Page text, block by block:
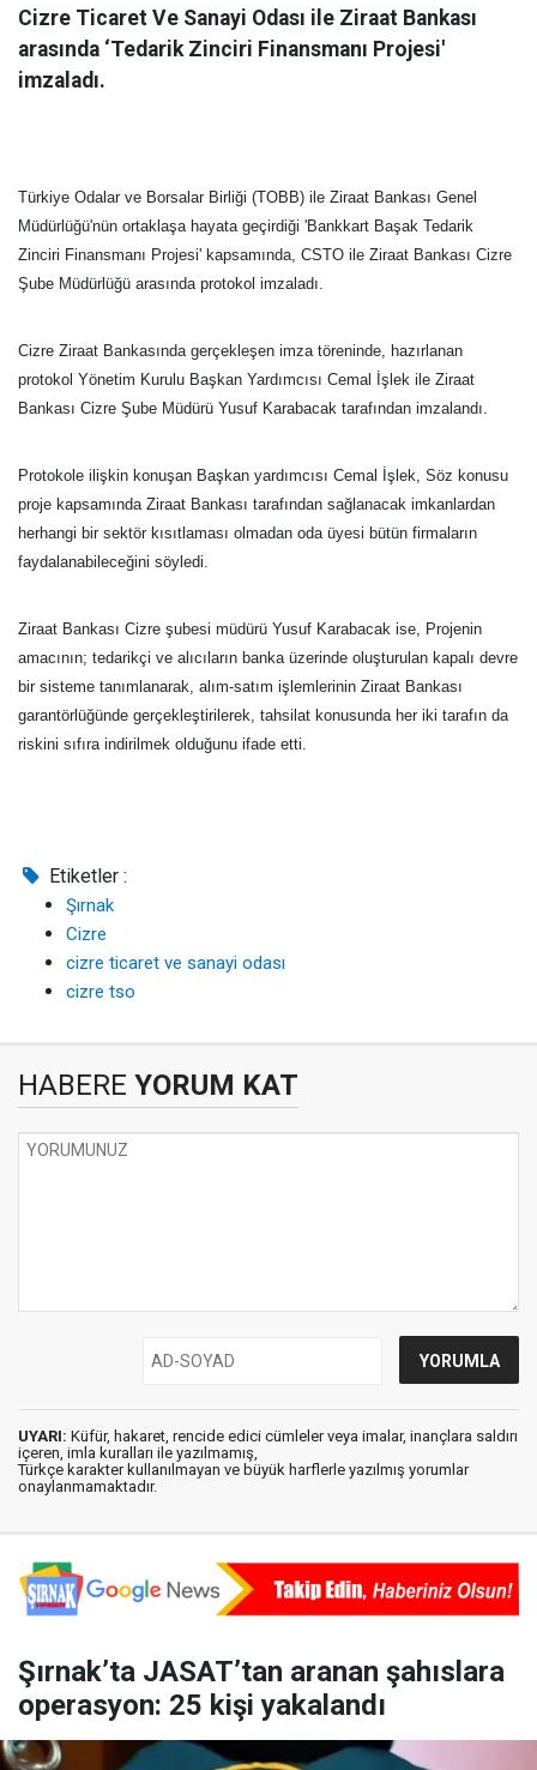
Cizre Ticaret Ve Sanayi Odası ile Ziraat Bankası
arasında ‘Tedarik Zinciri Finansmanı Projesi'
imzaladı.
Türkiye Odalar ve Borsalar Birliği (TOBB) ile Ziraat Bankası Genel
Müdürlüğü'nün ortaklaşa hayata geçirdiği 'Bankkart Başak Tedarik
Zinciri Finansmanı Projesi' kapsamında, CSTO ile Ziraat Bankası Cizre
Şube Müdürlüğü arasında protokol imzaladı.
Cizre Ziraat Bankasında gerçekleşen imza töreninde, hazırlanan
protokol Yönetim Kurulu Başkan Yardımcısı Cemal İşlek ile Ziraat
Bankası Cizre Şube Müdürü Yusuf Karabacak tarafından imzalandı.
Protokole ilişkin konuşan Başkan yardımcısı Cemal İşlek, Söz konusu
proje kapsamında Ziraat Bankası tarafından sağlanacak imkanlardan
herhangi bir sektör kısıtlaması olmadan oda üyesi bütün firmaların
faydalanabileceğini söyledi.
Ziraat Bankası Cizre şubesi müdürü Yusuf Karabacak ise, Projenin
amacının; tedarikçi ve alıcıların banka üzerinde oluşturulan kapalı devre
bir sisteme tanımlanarak, alım-satım işlemlerinin Ziraat Bankası
garantörlüğünde gerçekleştirilerek, tahsilat konusunda her iki tarafın da
riskini sıfıra indirilmek olduğunu ifade etti.
Etiketler :
Şırnak
Cizre
cizre ticaret ve sanayi odası
cizre tso
HABERE YORUM KAT
UYARI: Küfür, hakaret, rencide edici cümleler veya imalar, inançlara saldırı
içeren, imla kuralları ile yazılmamış,
Türkçe karakter kullanılmayan ve büyük harflerle yazılmış yorumlar
onaylanmamaktadır.
Şırnak’ta JASAT’tan aranan şahıslara
operasyon: 25 kişi yakalandı